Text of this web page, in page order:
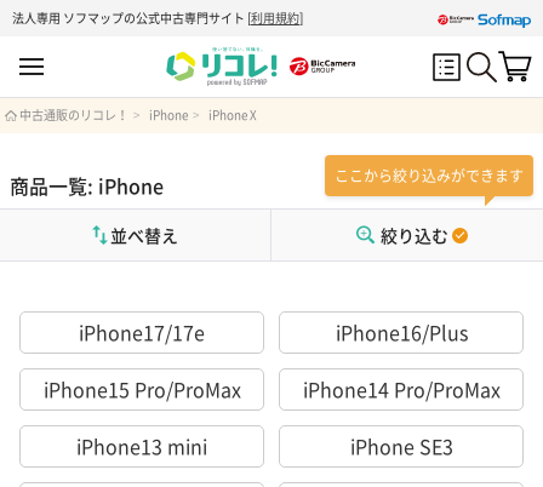
法人専用 ソフマップの公式中古専門サイト [利用規約]
中古通販のリコレ！ iPhone iPhone X
商品一覧: iPhone ここから絞り込みができます
絞り込む
並べ替え
iPhone17/17e
iPhone16/Plus
iPhone15 Pro/ProMax
iPhone14 Pro/ProMax
iPhone13 mini
iPhone SE3